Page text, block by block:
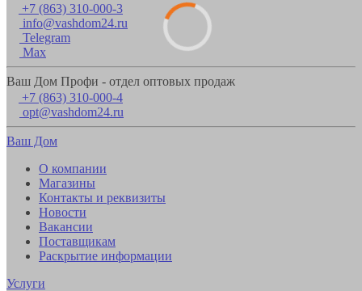
+7 (863) 310-000-3
info@vashdom24.ru
Telegram
Max
Ваш Дом Профи - отдел оптовых продаж
+7 (863) 310-000-4
opt@vashdom24.ru
Ваш Дом
О компании
Магазины
Контакты и реквизиты
Новости
Вакансии
Поставщикам
Раскрытие информации
Услуги